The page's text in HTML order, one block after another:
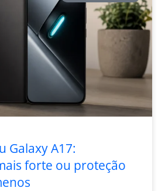
Galaxy A17:
forte ou proteção